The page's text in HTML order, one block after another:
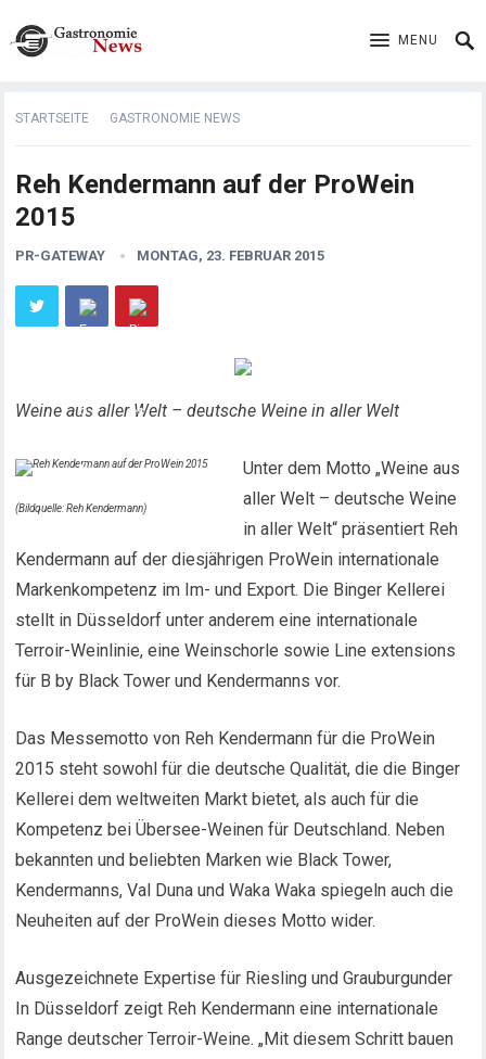
MENU
STARTSEITE GASTRONOMIE NEWS
Reh Kendermann auf der ProWein
2015
PR-GATEWAY MONTAG, 23. FEBRUAR 2015
Weine aus aller Welt – deutsche Weine in aller Welt
(Bildquelle: Reh Kendermann)
Unter dem Motto „Weine aus
aller Welt – deutsche Weine
in aller Welt“ präsentiert Reh
Kendermann auf der diesjährigen ProWein internationale
Markenkompetenz im Im- und Export. Die Binger Kellerei
stellt in Düsseldorf unter anderem eine internationale
Terroir-Weinlinie, eine Weinschorle sowie Line extensions
für B by Black Tower und Kendermanns vor.
Das Messemotto von Reh Kendermann für die ProWein
2015 steht sowohl für die deutsche Qualität, die die Binger
Kellerei dem weltweiten Markt bietet, als auch für die
Kompetenz bei Übersee-Weinen für Deutschland. Neben
bekannten und beliebten Marken wie Black Tower,
Kendermanns, Val Duna und Waka Waka spiegeln auch die
Neuheiten auf der ProWein dieses Motto wider.
Ausgezeichnete Expertise für Riesling und Grauburgunder
In Düsseldorf zeigt Reh Kendermann eine internationale
Range deutscher Terroir-Weine. „Mit diesem Schritt bauen